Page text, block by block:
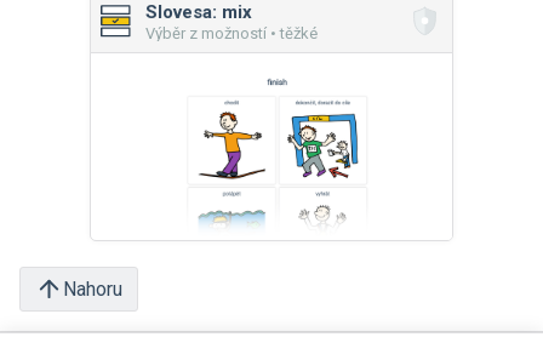
Slovesa: mix
Výběr z možností • těžké
Nahoru